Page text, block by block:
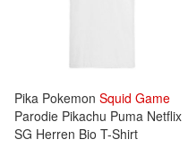
Pika Pokemon Squid Game
Parodie Pikachu Puma Netflix
SG Herren Bio T-Shirt